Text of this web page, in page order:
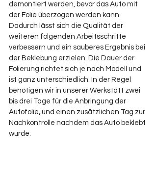
demontiert werden, bevor das Auto mit
der Folie überzogen werden kann.
Dadurch lässt sich die Qualität der
weiteren folgenden Arbeitsschritte
verbessern und ein sauberes Ergebnis bei
der Beklebung erzielen. Die Dauer der
Folierung richtet sich je nach Modell und
ist ganz unterschiedlich. In der Regel
benötigen wir in unserer Werkstatt zwei
bis drei Tage für die Anbringung der
Autofolie, und einen zusätzlichen Tag zur
Nachkontrolle nachdem das Auto beklebt
wurde.